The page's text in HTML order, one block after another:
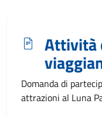
Attività
Domanda di
attrazioni al Luna